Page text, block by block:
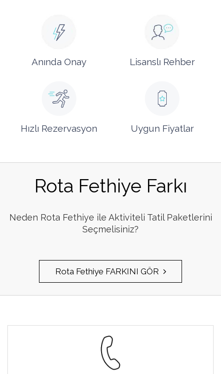
Anında Onay Lisanslı Rehber
Hızlı Rezervasyon Uygun Fiyatlar
Rota Fethiye Farkı
Neden Rota Fethiye ile Aktiviteli Tatil Paketlerini
Seçmelisiniz?
Rota Fethiye FARKINI GÖR